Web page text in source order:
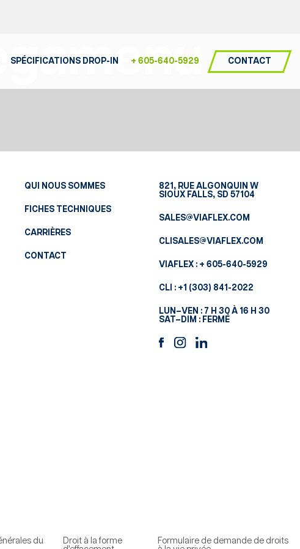
SPÉCIFICATIONS DROP-IN + 605-640-5929 CONTACT
QUI NOUS SOMMES
FICHES TECHNIQUES
CARRIÈRES
CONTACT
821, RUE ALGONQUIN W
SIOUX FALLS, SD 57104
SALES@VIAFLEX.COM
CLISALES@VIAFLEX.COM
VIAFLEX : + 605-640-5929
CLI : +1 (303) 841-2022
LUN–VEN : 7 H 30 À 16 H 30
SAT–DIM : FERMÉ
du
Droit à la forme
Formulaire de demande de droits